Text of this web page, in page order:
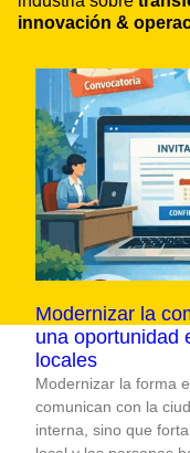
innovación &
Modernizar la
una oportunidad
locales
Modernizar la forma
comunican con la
interna, sino que